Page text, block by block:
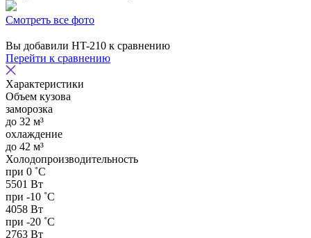
Смотреть все фото
Вы добавили HT-210 к сравнению
Перейти к сравнению
Характеристики
Объем кузова
заморозка
до 32 м³
охлаждение
до 42 м³
Холодопроизводительность
при 0 ˚С
5501 Вт
при -10 ˚С
4058 Вт
при -20 ˚С
2763 Вт